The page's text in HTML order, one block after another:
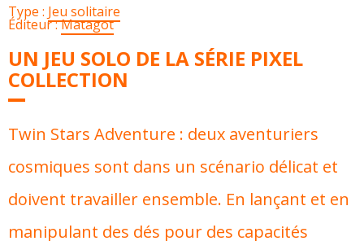
Type : Jeu solitaire
Éditeur :Matagot
UN JEU SOLO DE LA SÉRIE PIXEL
COLLECTION
Twin Stars Adventure : deux aventuriers
cosmiques sont dans un scénario délicat et
doivent travailler ensemble. En lançant et en
manipulant des dés pour des capacités